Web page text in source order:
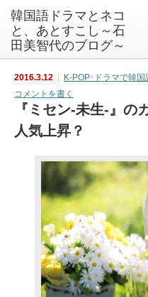
韓国語ドラマとネコ
と、あとすこし～石
田美智代のブログ～
2016.3.12 K-POP･ドラマで韓国
コメントを書く
『ミセン-未生-』の
人気上昇？